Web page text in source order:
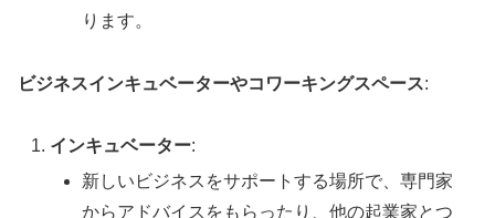
ります。
ビジネスインキュベーターやコワーキングスペース:
インキュベーター:
新しいビジネスをサポートする場所で、専門家
からアドバイスをもらったり、他の起業家とつ